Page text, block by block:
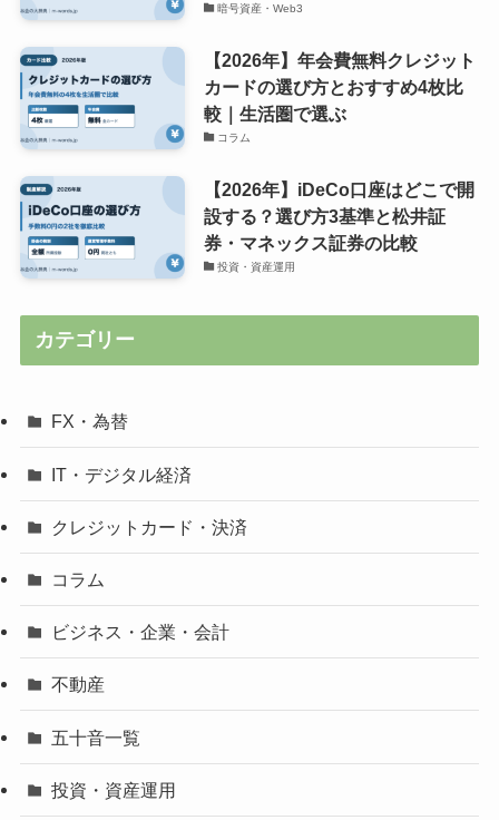
暗号資産・Web3
【2026年】年会費無料クレジット
カードの選び方とおすすめ4枚比
較｜生活圏で選ぶ
コラム
【2026年】iDeCo口座はどこで開
設する？選び方3基準と松井証
券・マネックス証券の比較
投資・資産運用
カテゴリー
FX・為替
IT・デジタル経済
クレジットカード・決済
コラム
ビジネス・企業・会計
不動産
五十音一覧
投資・資産運用